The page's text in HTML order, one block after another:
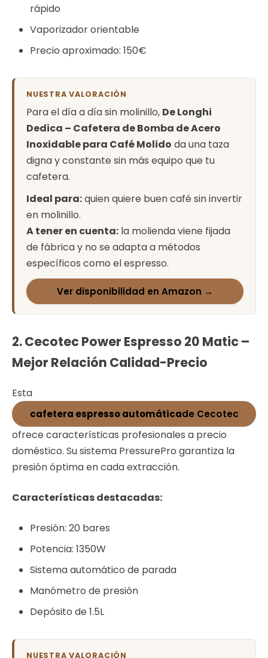
rápido
Vaporizador orientable
Precio aproximado: 150€
NUESTRA VALORACIÓN
Para el día a día sin molinillo, De Longhi
Dedica – Cafetera de Bomba de Acero
Inoxidable para Café Molido da una taza
digna y constante sin más equipo que tu
cafetera.
Ideal para:quien quiere buen café sin invertir
en molinillo.
A tener en cuenta: la molienda viene fijada
de fábrica y no se adapta a métodos
específicos como el espresso.
Ver disponibilidad en Amazon →
2. Cecotec Power Espresso 20 Matic –
Mejor Relación Calidad-Precio
Esta
cafetera espresso automáticade Cecotec
ofrece características profesionales a precio
doméstico. Su sistema PressurePro garantiza la
presión óptima en cada extracción.
Características destacadas:
Presión: 20 bares
Potencia: 1350W
Sistema automático de parada
Manómetro de presión
Depósito de 1.5L
NUESTRA VALORACIÓN